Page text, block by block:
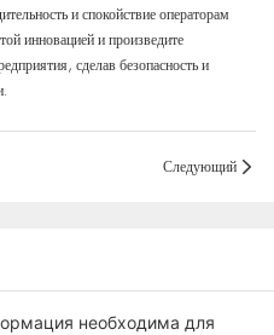
и спокойствие операторам
инновацией и произведите
сделав безопасность и
Следующий
необходима для